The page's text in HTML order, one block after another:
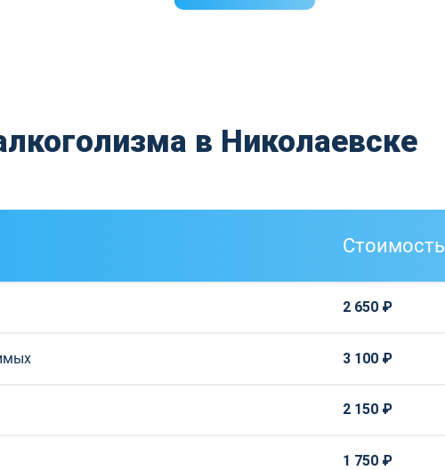
в Николаевске
Стоимость
2 650 ₽
3 100 ₽
2 150 ₽
1 750 ₽